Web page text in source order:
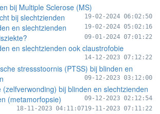
bij Multiple Sclerose (MS)
19-02-2024 06:02:50
bij slechtzienden
19-02-2024 05:02:16
en slechtzienden
09-01-2024 07:01:22
en slechtzienden ook claustrofobie
14-12-2023 07:12:22
stressstoornis (PTSS) bij blinden en
09-12-2023 03:12:00
(zelfverwonding) bij blinden en slechtzienden
09-12-2023 02:12:54
(metamorfopsie)
19-11-2023 07:11:22
18-11-2023 04:11:07